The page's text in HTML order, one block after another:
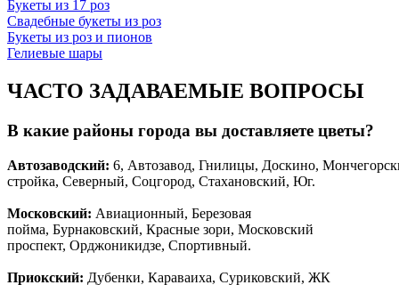
Букеты из 17 роз
Свадебные букеты из роз
Букеты из роз и пионов
Гелиевые шары
ЧАСТО ЗАДАВАЕМЫЕ ВОПРОСЫ
В какие районы города вы доставляете цветы?
Автозаводский: 6, Автозавод, Гнилицы, Доскино,
стройка, Северный, Соцгород, Стахановский, Юг.
Московский: Авиационный, Березовая
пойма, Бурнаковский, Красные зори, Московский
проспект, Орджоникидзе, Спортивный.
Приокский: Дубенки, Караваиха, Суриковский, ЖК